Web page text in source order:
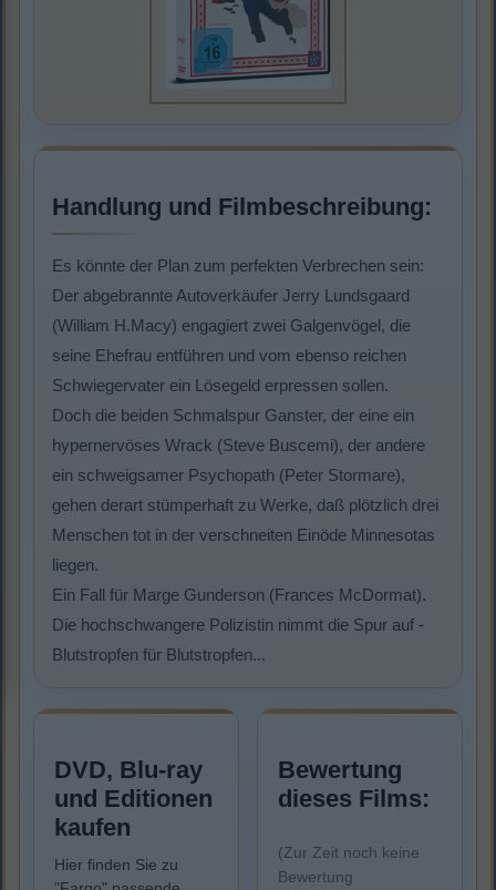
Handlung und Filmbeschreibung:
Es könnte der Plan zum perfekten Verbrechen sein:
Der abgebrannte Autoverkäufer Jerry Lundsgaard
(William H.Macy) engagiert zwei Galgenvögel, die
seine Ehefrau entführen und vom ebenso reichen
Schwiegervater ein Lösegeld erpressen sollen.
Doch die beiden Schmalspur Ganster, der eine ein
hypernervöses Wrack (Steve Buscemi), der andere
ein schweigsamer Psychopath (Peter Stormare),
gehen derart stümperhaft zu Werke, daß plötzlich drei
Menschen tot in der verschneiten Einöde Minnesotas
liegen.
Ein Fall für Marge Gunderson (Frances McDormat).
Die hochschwangere Polizistin nimmt die Spur auf -
Blutstropfen für Blutstropfen...
DVD, Blu-ray
und Editionen
kaufen
Hier finden Sie zu
Bewertung
dieses Films:
(Zur Zeit noch keine
Bewertung